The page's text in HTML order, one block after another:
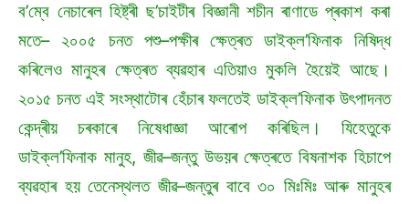
ব’ম্বে নেচাৰেল হিষ্ট্ৰী ছ’চাইটীৰ বিজ্ঞানী শচীন ৰাণাডে প্ৰকাশ কৰা
মতে– ২০০৫ চনত পশু–পক্ষীৰ ক্ষেত্ৰত ডাইক্ল’ফিনাক নিষিদ্ধ
কৰিলেও মানুহৰ ক্ষেত্ৰত ব্যৱহাৰ এতিয়াও মুকলি হৈয়েই আছে।
২০১৫ চনত এই সংস্থাটোৰ হেঁচাৰ ফলতেই ডাইক্ল’ফিনাক উৎপাদনত
কেন্দ্ৰীয় চৰকাৰে নিষেধাজ্ঞা আৰোপ কৰিছিল। যিহেতুকে
ডাইক্ল’ফিনাক মানুহ, জীৱ–জন্তু উভয়ৰ ক্ষেত্ৰতে বিষনাশক হিচাপে
ব্যৱহাৰ হয় তেনেস্থলত জীৱ–জন্তুৰ বাবে ৩০ মিঃমিঃ আৰু মানুহৰ